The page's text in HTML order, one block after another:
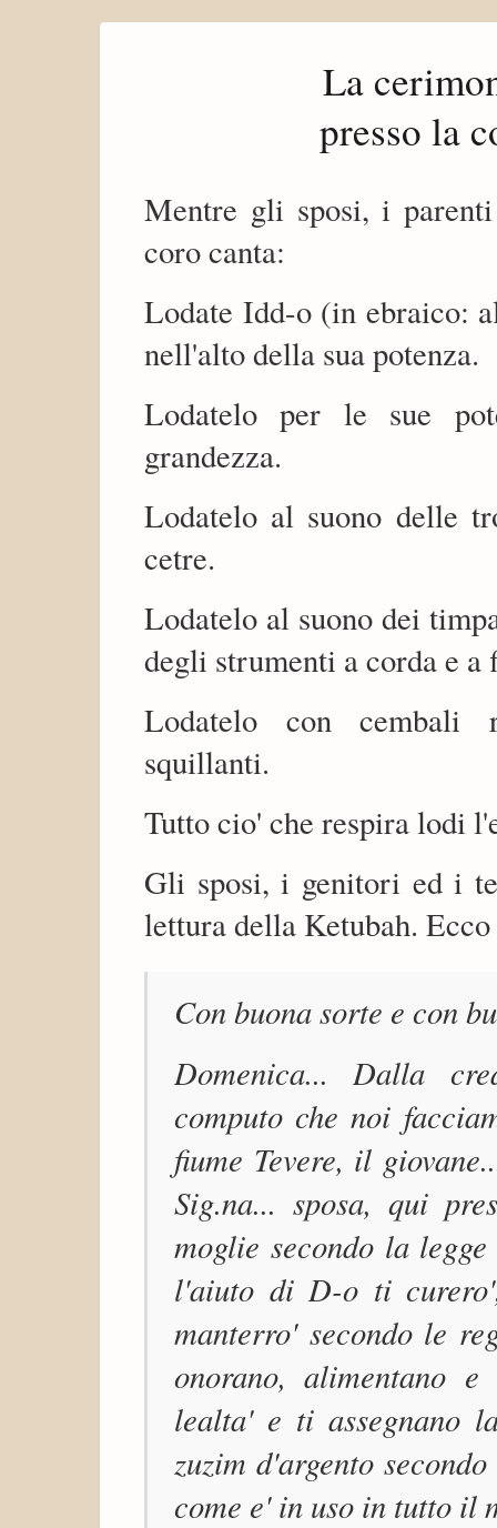
La
presso la
Mentre gli sposi, i
coro canta:
Lodate Idd-o (in ebraico:
nell'alto della sua potenza.
Lodatelo per le sue
grandezza.
Lodatelo al suono delle
cetre.
Lodatelo al suono dei
degli strumenti a corda e a
Lodatelo con cembali
squillanti.
Tutto cio' che respira lodi
Gli sposi, i genitori ed i
lettura della Ketubah.
Con buona sorte e con
Domenica... Dalla
computo che noi
fiume Tevere, il
Sig.na... sposa, qui
moglie secondo la
l'aiuto di D-o ti
manterro' secondo le
onorano, alimentano
lealta' e ti assegnano
zuzim d'argento
come e' in uso in tutto il